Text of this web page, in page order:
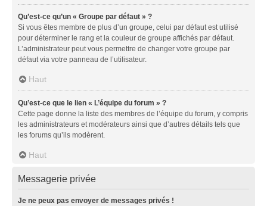
Qu’est-ce qu’un « Groupe par défaut » ?
Si vous êtes membre de plus d’un groupe, celui par défaut est utilisé
pour déterminer le rang et la couleur de groupe affichés par défaut.
L’administrateur peut vous permettre de changer votre groupe par
défaut via votre panneau de l’utilisateur.
Haut
Qu’est-ce que le lien « L’équipe du forum » ?
Cette page donne la liste des membres de l’équipe du forum, y compris
les administrateurs et modérateurs ainsi que d’autres détails tels que
les forums qu’ils modèrent.
Haut
Messagerie privée
Je ne peux pas envoyer de messages privés !